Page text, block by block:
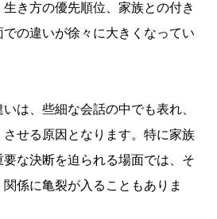
き方の優先順位、家族との付き
の違いが徐々に大きくなってい
は、些細な会話の中でも表れ、
せる原因となります。特に家族
な決断を迫られる場面では、そ
係に亀裂が入ることもありま